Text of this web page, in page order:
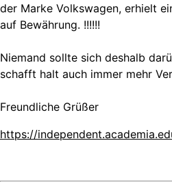
der Marke Volkswagen, erhielt
auf Bewährung. !!!!!!
Niemand sollte sich deshalb
schafft halt auch immer mehr
Freundliche Grüßer
https://